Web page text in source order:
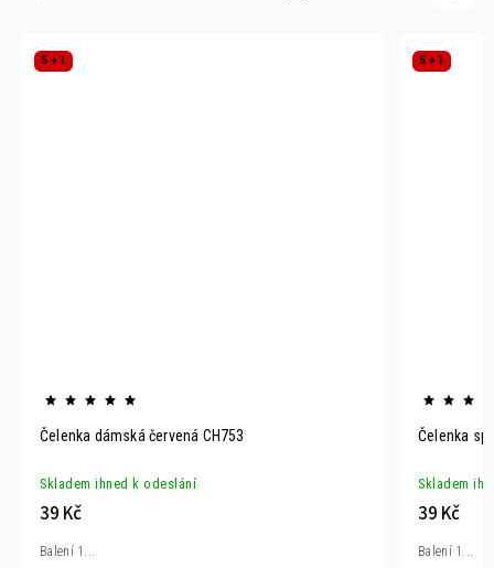
5 + 1
Čelenka dámská červená CH753
Skladem ihned k odeslání
39 Kč
Balení 1...
5 + 1
Čelenka
Skladem
39 Kč
Balení 1...